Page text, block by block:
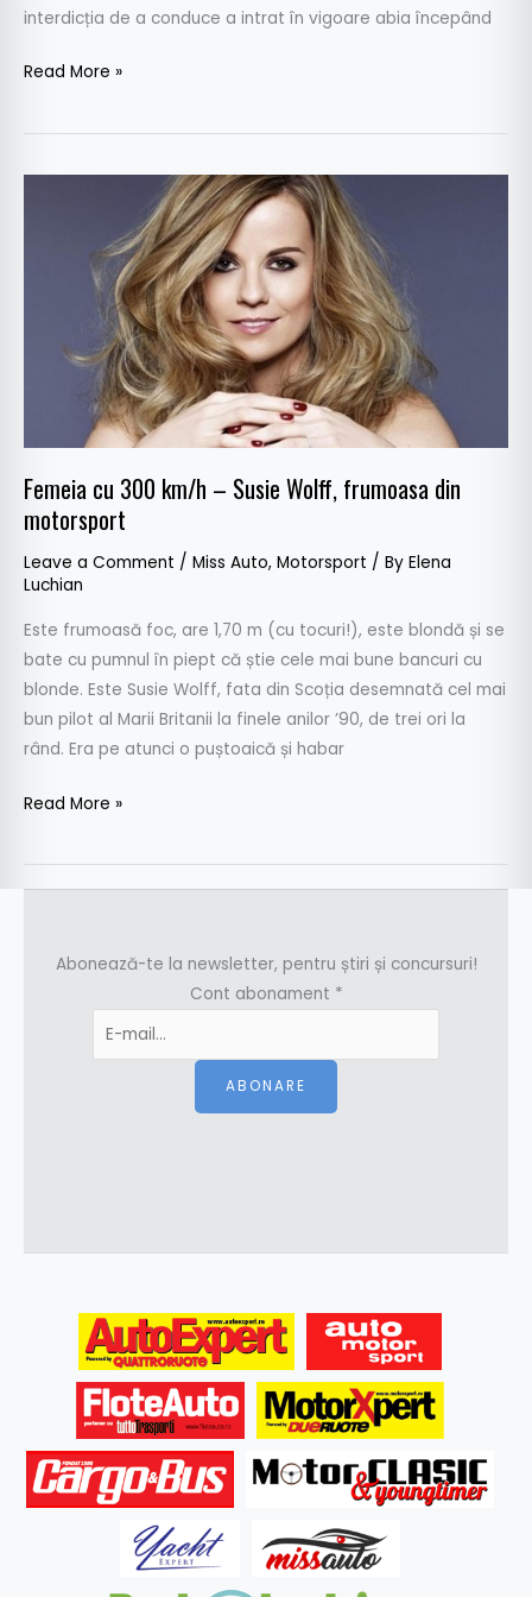
interdicția de a conduce a intrat în vigoare abia începând
Read More »
Femeia cu 300 km/h – Susie Wolff, frumoasa din
motorsport
Leave a Comment / Miss Auto, Motorsport / By Elena
Luchian
Este frumoasă foc, are 1,70 m (cu tocuri!), este blondă și se
bate cu pumnul în piept că știe cele mai bune bancuri cu
blonde. Este Susie Wolff, fata din Scoția desemnată cel mai
bun pilot al Marii Britanii la finele anilor ’90, de trei ori la
rând. Era pe atunci o puștoaică și habar
Wolff,
frumoasa
motorsport
Read More »
Abonează-te la newsletter, pentru știri și concursuri!
Cont abonament *
ABONARE